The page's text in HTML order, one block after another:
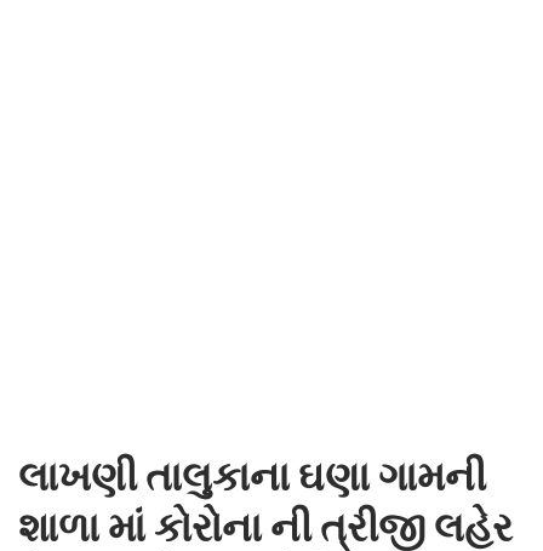
લાખણી તાલુકાના ઘણા ગામની
શાળા માં કોરોના ની ત્રીજી લહેર